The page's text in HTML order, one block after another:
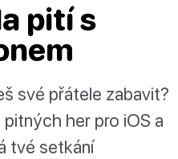
pití s
své přátele zabavit?
her pro iOS a
tvé setkání